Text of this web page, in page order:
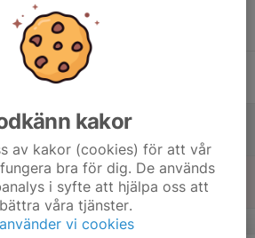
i fältskytte
v.34
kakor
av kakor (cookies) för att vår
bra för dig. De används
i syfte att hjälpa oss att
våra tjänster.
vi cookies